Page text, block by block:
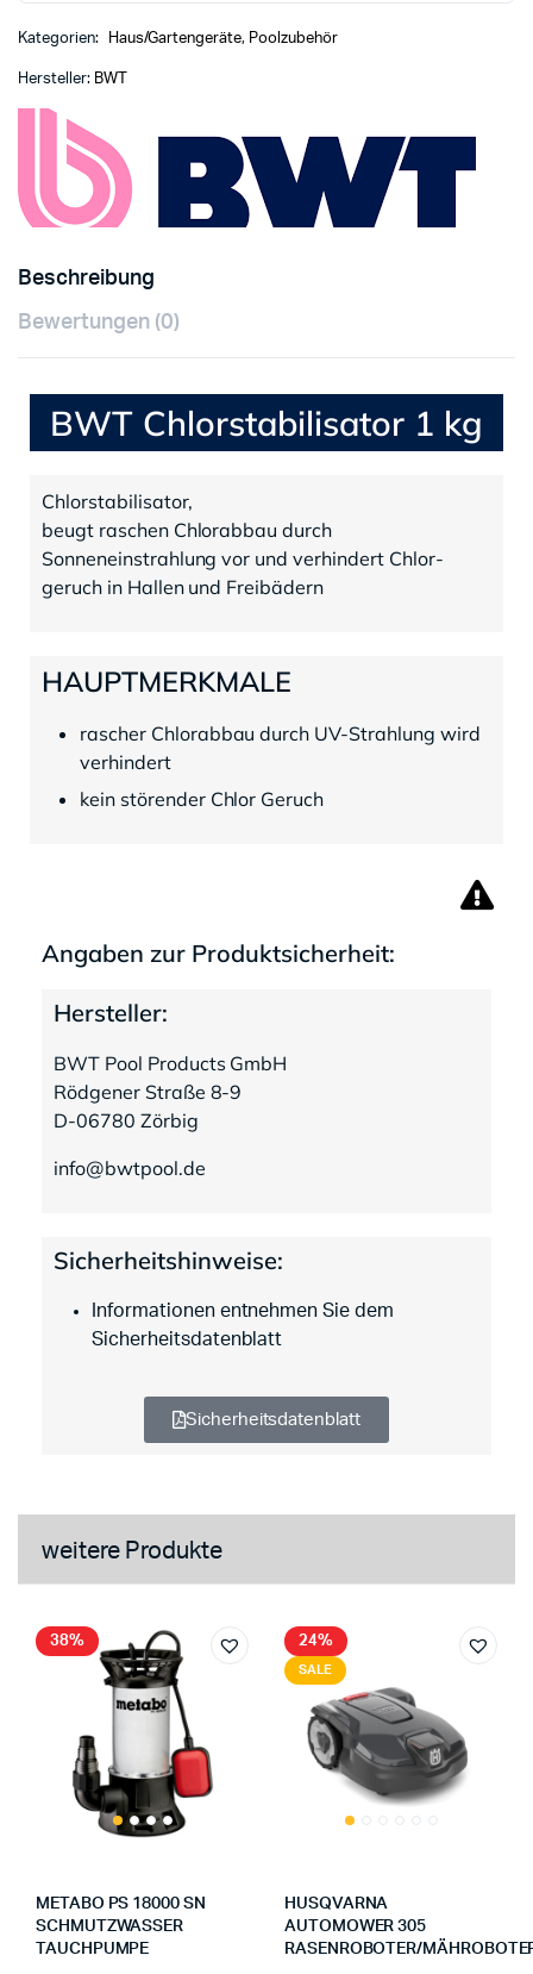
Kategorien: Haus/Gartengeräte, Poolzubehör
Hersteller: BWT
Beschreibung
Bewertungen (0)
BWT Chlorstabilisator 1 kg
Chlorstabilisator,
beugt raschen Chlorabbau durch
Sonneneinstrahlung vor und verhindert Chlor-
geruch in Hallen und Freibädern
HAUPTMERKMALE
rascher Chlorabbau durch UV-Strahlung wird
verhindert
kein störender Chlor Geruch
Angaben zur Produktsicherheit:
Hersteller:
BWT Pool Products GmbH
Rödgener Straße 8-9
D-06780 Zörbig
info@bwtpool.de
Sicherheitshinweise:
Informationen entnehmen Sie dem
Sicherheitsdatenblatt
Sicherheitsdatenblatt
weitere Produkte
38%
METABO PS 18000 SN
SCHMUTZWASSER
TAUCHPUMPE
24%
SALE
HUSQVARNA
AUTOMOWER 305
RASENROBOTER/